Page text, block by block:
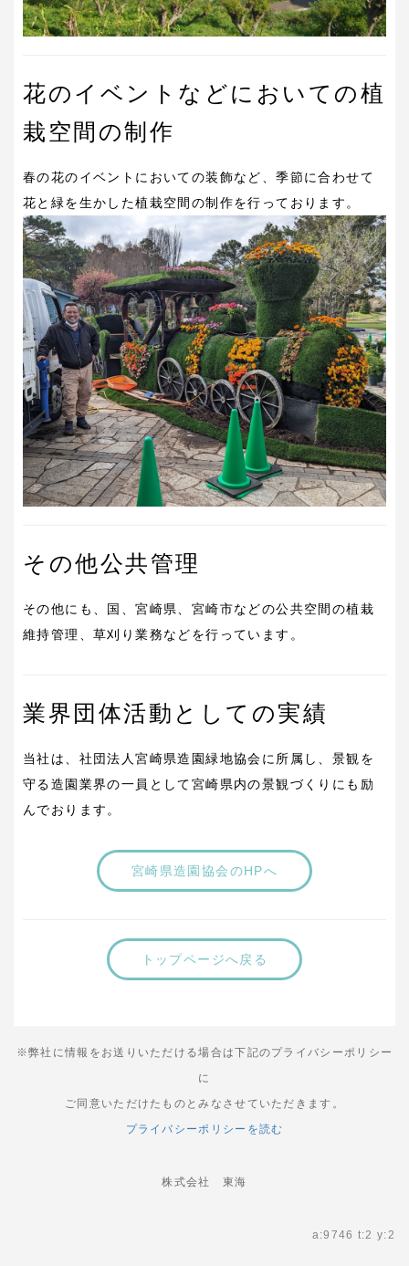
花のイベントなどにおいての植
栽空間の制作
春の花のイベントにおいての装飾など、季節に合わせて
花と緑を生かした植栽空間の制作を行っております。
その他公共管理
その他にも、国、宮崎県、宮崎市などの公共空間の植栽
維持管理、草刈り業務などを行っています。
業界団体活動としての実績
当社は、社団法人宮崎県造園緑地協会に所属し、景観を
守る造園業界の一員として宮崎県内の景観づくりにも励
んでおります。
宮崎県造園協会のHPへ
トップページへ戻る
※弊社に情報をお送りいただける場合は下記のプライバシーポリシー
に
ご同意いただけたものとみなさせていただきます。
プライバシーポリシーを読む
株式会社 東海
a:9746 t:2 y:2